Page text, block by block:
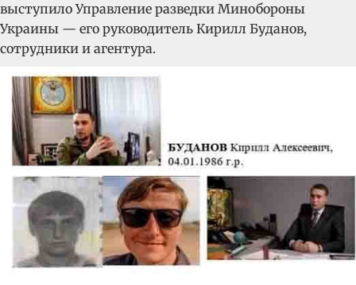
выступило Управление разведки Минобороны
Украины — его руководитель Кирилл Буданов,
сотрудники и агентура.